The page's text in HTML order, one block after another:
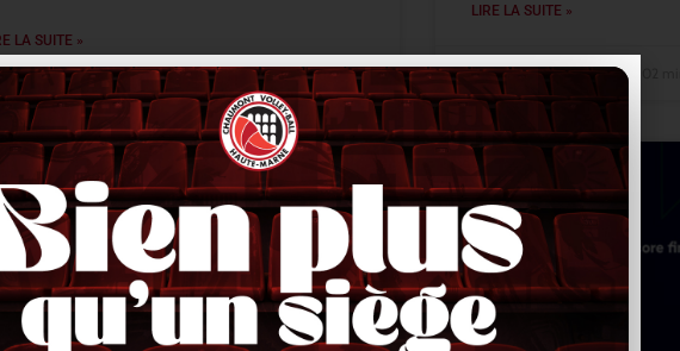
LA SUITE »
2025 21 h 40 min
LIRE LA SUITE »
20 décembre 2025 22 h 02 min
ACTUALITÉS